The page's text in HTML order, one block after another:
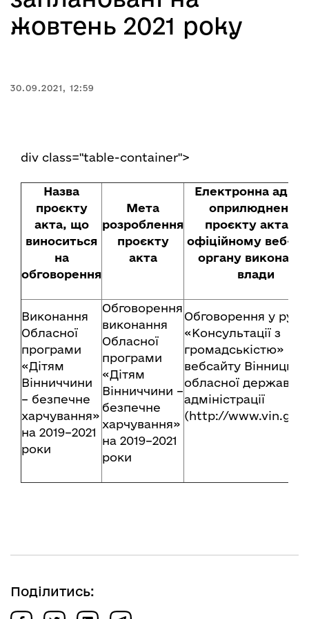
жовтень 2021 року
30.09.2021, 12:59
div class="table-container">
Назва
проєкту
акта, що
виноситься
на
обговорення
Мета
розроблення
проєкту
акта
Електронна
оприлюднення
проєкту акта на
офіційному веб-
органу
влади
Виконання
Обласної
програми
«Дітям
Вінниччини
– безпечне
харчування»
на 2019–2021
роки
Обговорення
виконання
Обласної
програми
«Дітям
Вінниччини –
безпечне
харчування»
на 2019–2021
роки
Обговорення у
«Консультації з
громадськістю»
вебсайту
обласної державної
адміністрації
(http://
Поділитись: